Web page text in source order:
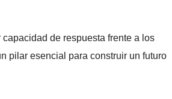
de respuesta frente a los
pilar esencial para construir un futuro